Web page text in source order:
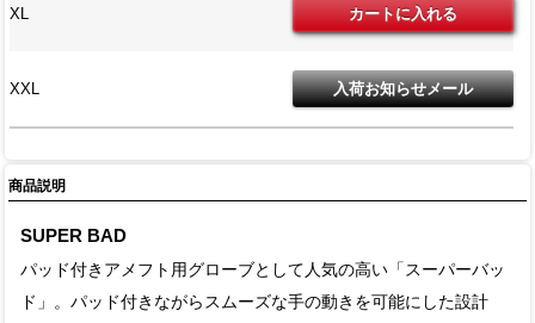
XL
XXL
商品説明
SUPER BAD
パッド付きアメフト用グローブとして人気の高い「スーパーバッ
ド」。パッド付きながらスムーズな手の動きを可能にした設計